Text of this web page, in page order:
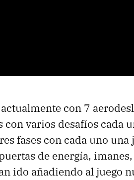
con 7
varios desafíos cada
fases con cada uno
de energía,
ido añadiendo al juego